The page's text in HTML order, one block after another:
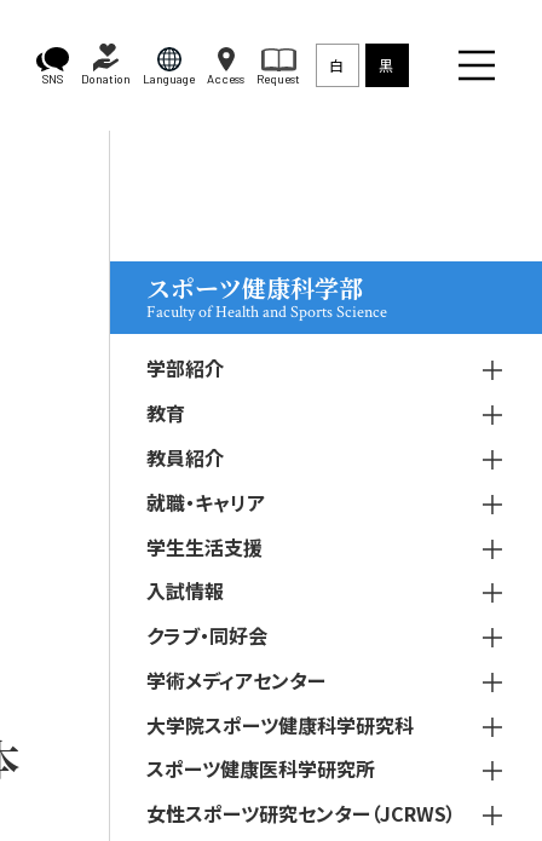
SNS Donation Language Access Request
白 黒
スポーツ健康科学部
Faculty of Health and Sports Science
学部紹介
教育
教員紹介
就職・キャリア
学生生活支援
入試情報
クラブ・同好会
学術メディアセンター
大学院スポーツ健康科学研究科
スポーツ健康医科学研究所
女性スポーツ研究センター（JCRWS）